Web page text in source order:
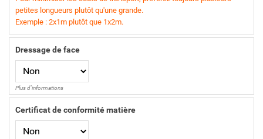
petites longueurs plutôt qu'une grande.
Exemple : 2x1m plutôt que 1x2m.
Dressage de face
Plus d'informations
Certificat de conformité matière